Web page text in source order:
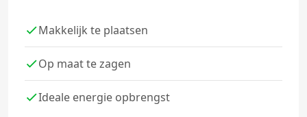
Makkelijk te plaatsen
Op maat te zagen
Ideale energie opbrengst